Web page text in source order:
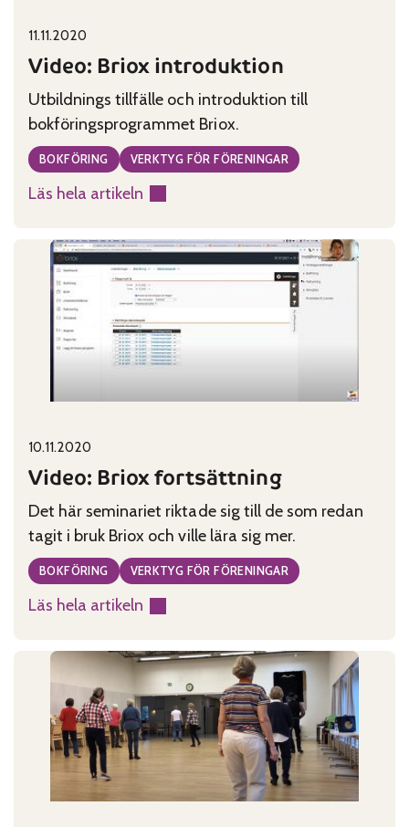
Published on:
11.11.2020
Video: Briox introduktion
Utbildnings tillfälle och introduktion till
bokföringsprogrammet Briox.
Categories:
BOKFÖRING VERKTYG FÖR FÖRENINGAR
Läs hela artikeln
:
Briox
introduktion
Published on:
10.11.2020
Video: Briox fortsättning
Det här seminariet riktade sig till de som redan
tagit i bruk Briox och ville lära sig mer.
Categories:
BOKFÖRING VERKTYG FÖR FÖRENINGAR
Läs hela artikeln
:
Briox
fortsättning